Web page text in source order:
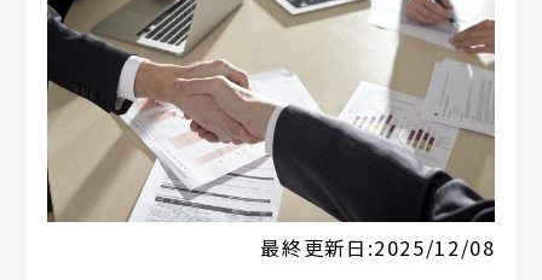
最終更新日:2025/12/08